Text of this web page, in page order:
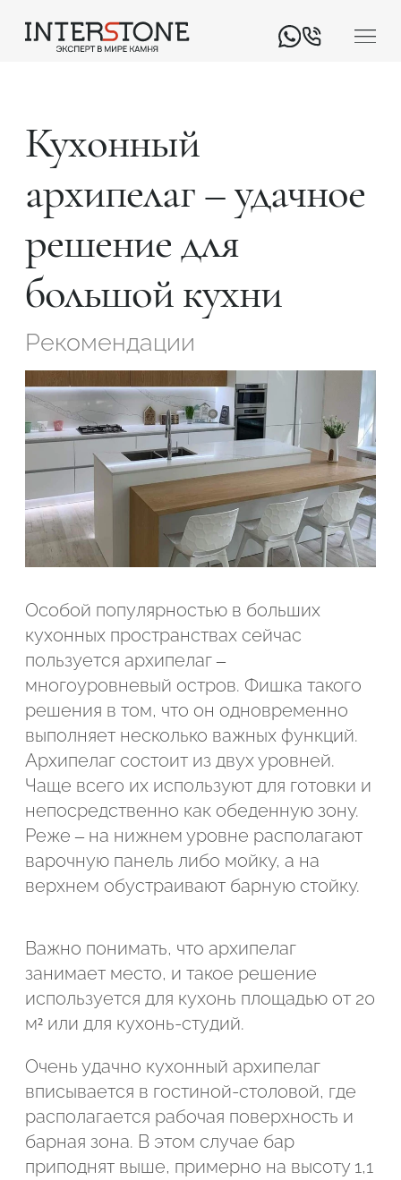
Кухонный
архипелаг – удачное
решение для
большой кухни
Рекомендации
Особой популярностью в больших
кухонных пространствах сейчас
пользуется архипелаг –
многоуровневый остров. Фишка такого
решения в том, что он одновременно
выполняет несколько важных функций.
Архипелаг состоит из двух уровней.
Чаще всего их используют для готовки и
непосредственно как обеденную зону.
Реже – на нижнем уровне располагают
варочную панель либо мойку, а на
верхнем обустраивают барную стойку.
Важно понимать, что архипелаг
занимает место, и такое решение
используется для кухонь площадью от 20
м² или для кухонь-студий.
Очень удачно кухонный архипелаг
вписывается в гостиной-столовой, где
располагается рабочая поверхность и
барная зона. В этом случае бар
приподнят выше, примерно на высоту 1,1
Ваша сфера деятельности
Обработчик Дизайнер
Подтвердите, что вы не робот
ОТПРАВИТЬ ЗАЯВКУ
Подтвердите, что вы не робот
ОТПРАВИТЬ ПРОЕКТ
Подтвердите, что вы не робот